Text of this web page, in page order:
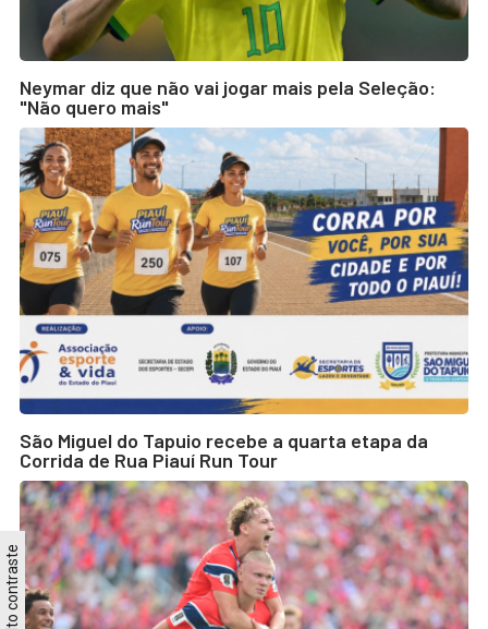
Alto contraste
Neymar diz que não vai jogar mais pela Seleção:
"Não quero mais"
São Miguel do Tapuio recebe a quarta etapa da
Corrida de Rua Piauí Run Tour